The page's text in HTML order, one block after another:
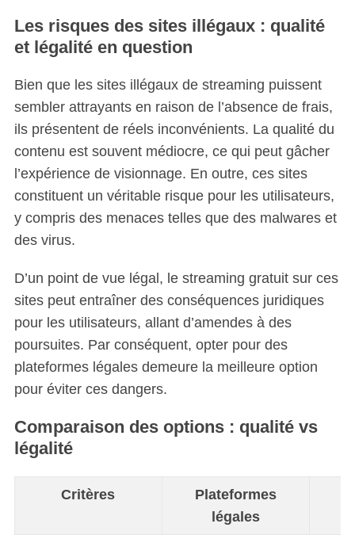
Les risques des sites illégaux : qualité
et légalité en question
Bien que les sites illégaux de streaming puissent
sembler attrayants en raison de l’absence de frais,
ils présentent de réels inconvénients. La qualité du
contenu est souvent médiocre, ce qui peut gâcher
l’expérience de visionnage. En outre, ces sites
constituent un véritable risque pour les utilisateurs,
y compris des menaces telles que des malwares et
des virus.
D’un point de vue légal, le streaming gratuit sur ces
sites peut entraîner des conséquences juridiques
pour les utilisateurs, allant d’amendes à des
poursuites. Par conséquent, opter pour des
plateformes légales demeure la meilleure option
pour éviter ces dangers.
Comparaison des options : qualité vs
légalité
Critères
Plateformes
légales
S
e
a
f
o